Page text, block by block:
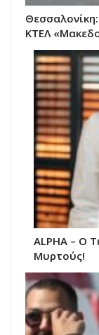
ΚΤΕΛ
ALPHA – Ο
Μυρτούς!